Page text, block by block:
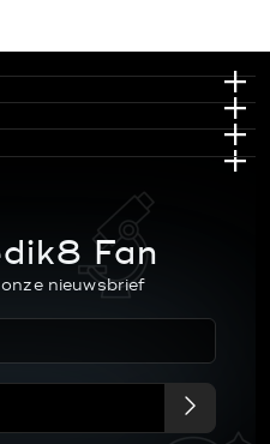
Fan
nieuwsbrief